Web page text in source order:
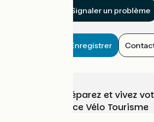
Signaler un problème
Enregistrer
Choisissez, préparez et vivez
vélo avec France Vélo Tourisme